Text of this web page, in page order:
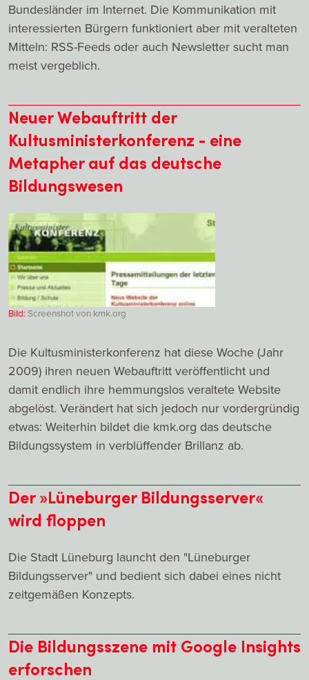
Bundesländer im Internet. Die Kommunikation mit
interessierten Bürgern funktioniert aber mit veralteten
Mitteln: RSS-Feeds oder auch Newsletter sucht man
meist vergeblich.
Neuer Webauftritt der
Kultusministerkonferenz - eine
Metapher auf das deutsche
Bildungswesen
Bild:Screenshot von kmk.org
Die Kultusministerkonferenz hat diese Woche (Jahr
2009) ihren neuen Webauftritt veröffentlicht und
damit endlich ihre hemmungslos veraltete Website
abgelöst. Verändert hat sich jedoch nur vordergründig
etwas: Weiterhin bildet die kmk.org das deutsche
Bildungssystem in verblüffender Brillanz ab.
Der »Lüneburger Bildungsserver«
wird floppen
Die Stadt Lüneburg launcht den "Lüneburger
Bildungsserver" und bedient sich dabei eines nicht
zeitgemäßen Konzepts.
Die Bildungsszene mit Google Insights
erforschen